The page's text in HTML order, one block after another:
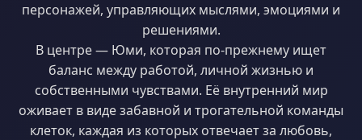
персонажей, управляющих мыслями, эмоциями и
решениями.
В центре — Юми, которая по-прежнему ищет
баланс между работой, личной жизнью и
собственными чувствами. Её внутренний мир
оживает в виде забавной и трогательной команды
клеток, каждая из которых отвечает за любовь,